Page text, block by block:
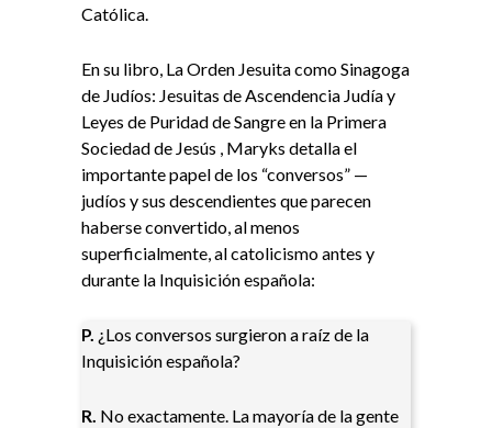
Católica.
En su libro, La Orden Jesuita como Sinagoga
de Judíos: Jesuitas de Ascendencia Judía y
Leyes de Puridad de Sangre en la Primera
Sociedad de Jesús , Maryks detalla el
importante papel de los “conversos” —
judíos y sus descendientes que parecen
haberse convertido, al menos
superficialmente, al catolicismo antes y
durante la Inquisición española:
P. ¿Los conversos surgieron a raíz de la
Inquisición española?
R. No exactamente. La mayoría de la gente